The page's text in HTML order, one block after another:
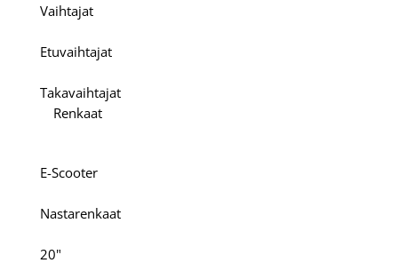
Vaihtajat
Etuvaihtajat
Takavaihtajat
Renkaat
E-Scooter
Nastarenkaat
20"